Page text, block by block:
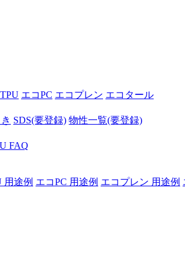
エコPC エコプレン エコタール
SDS(要登録) 物性一覧(要登録)
FAQ
用途例 エコPC 用途例 エコプレン 用途例